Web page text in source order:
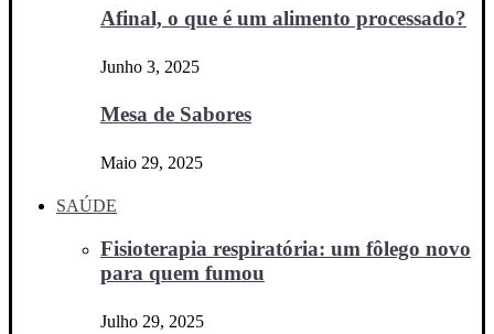
Afinal, o que é um alimento processado?
Junho 3, 2025
Mesa de Sabores
Maio 29, 2025
SAÚDE
Fisioterapia respiratória: um fôlego novo
para quem fumou
Julho 29, 2025